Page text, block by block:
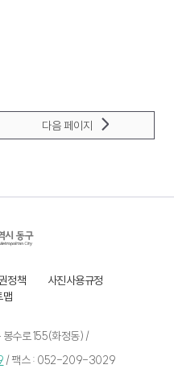
다음 페이지
정책
사진사용규정
맵
수로 155(화정동) /
/팩스 : 052-209-3029